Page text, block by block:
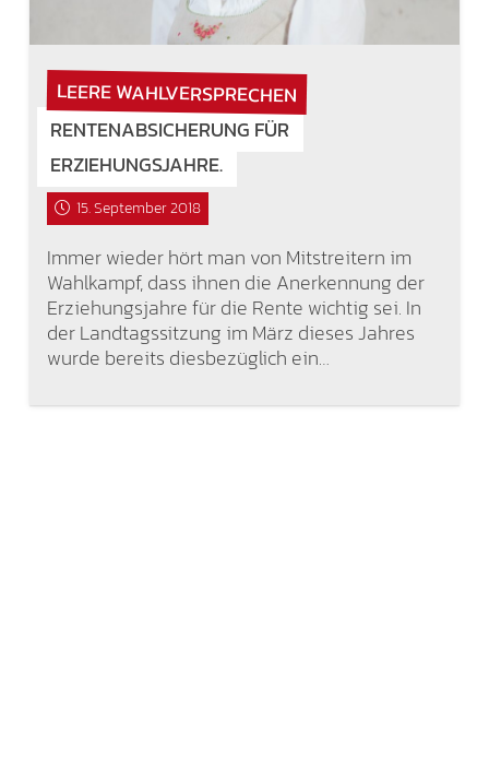
LEERE WAHLVERSPRECHEN
RENTENABSICHERUNG FÜR
ERZIEHUNGSJAHRE.
15. September 2018
Immer wieder hört man von Mitstreitern im
Wahlkampf, dass ihnen die Anerkennung der
Erziehungsjahre für die Rente wichtig sei. In
der Landtagssitzung im März dieses Jahres
wurde bereits diesbezüglich ein…